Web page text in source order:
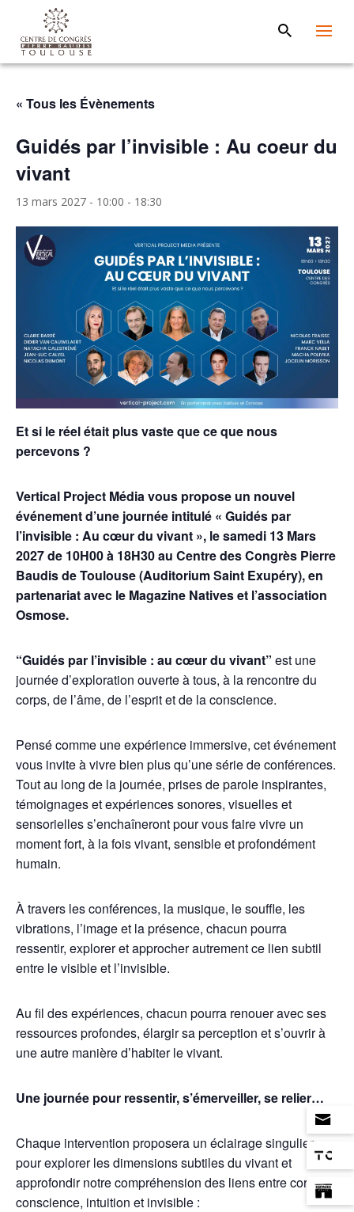
« Tous les Évènements
Guidés par l’invisible : Au coeur du
vivant
13 mars 2027 - 10:00 - 18:30
Et si le réel était plus vaste que ce que nous
percevons ?
Vertical Project Média vous propose un nouvel
événement d’une journée intitulé « Guidés par
l’invisible : Au cœur du vivant », le samedi 13 Mars
2027 de 10H00 à 18H30 au Centre des Congrès Pierre
Baudis de Toulouse (Auditorium Saint Exupéry), en
partenariat avec le Magazine Natives et l’association
Osmose.
“Guidés par l’invisible : au cœur du vivant” est une
journée d’exploration ouverte à tous, à la rencontre du
corps, de l’âme, de l’esprit et de la conscience.
Pensé comme une expérience immersive, cet événement
vous invite à vivre bien plus qu’une série de conférences.
Tout au long de la journée, prises de parole inspirantes,
témoignages et expériences sonores, visuelles et
sensorielles s’enchaîneront pour vous faire vivre un
moment fort, à la fois vivant, sensible et profondément
humain.
À travers les conférences, la musique, le souffle, les
vibrations, l’image et la présence, chacun pourra
ressentir, explorer et approcher autrement ce lien subtil
entre le visible et l’invisible.
Au fil des expériences, chacun pourra renouer avec ses
ressources profondes, élargir sa perception et s’ouvrir à
une autre manière d’habiter le vivant.
Une journée pour ressentir, s’émerveiller, se relier…
Chaque intervention proposera un éclairage singulier
pour explorer les dimensions subtiles du vivant et
approfondir notre compréhension des liens entre corps,
conscience, intuition et invisible :